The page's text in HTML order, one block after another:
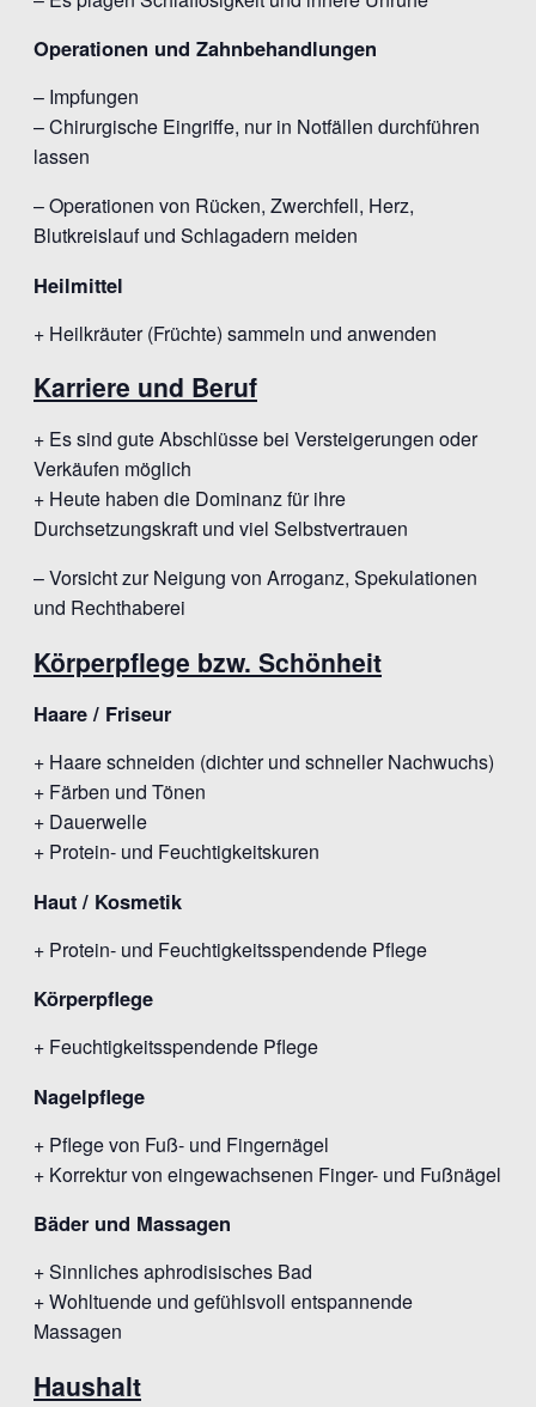
Operationen und Zahnbehandlungen
– Impfungen
– Chirurgische Eingriffe, nur in Notfällen durchführen
lassen
– Operationen von Rücken, Zwerchfell, Herz,
Blutkreislauf und Schlagadern meiden
Heilmittel
+ Heilkräuter (Früchte) sammeln und anwenden
Karriere und Beruf
+ Es sind gute Abschlüsse bei Versteigerungen oder
Verkäufen möglich
+ Heute haben die Dominanz für ihre
Durchsetzungskraft und viel Selbstvertrauen
– Vorsicht zur Neigung von Arroganz, Spekulationen
und Rechthaberei
Körperpflege bzw. Schönheit
Haare / Friseur
+ Haare schneiden (dichter und schneller Nachwuchs)
+ Färben und Tönen
+ Dauerwelle
+ Protein- und Feuchtigkeitskuren
Haut / Kosmetik
+ Protein- und Feuchtigkeitsspendende Pflege
Körperpflege
+ Feuchtigkeitsspendende Pflege
Nagelpflege
+ Pflege von Fuß- und Fingernägel
+ Korrektur von eingewachsenen Finger- und Fußnägel
Bäder und Massagen
+ Sinnliches aphrodisisches Bad
+ Wohltuende und gefühlsvoll entspannende
Massagen
Haushalt